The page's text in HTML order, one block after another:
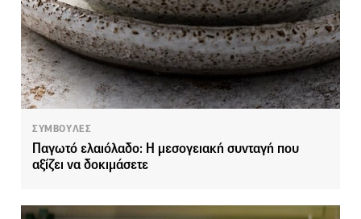
ΣΥΜΒΟΥΛΕΣ
Παγωτό ελαιόλαδο: Η μεσογειακή συνταγή που
αξίζει να δοκιμάσετε